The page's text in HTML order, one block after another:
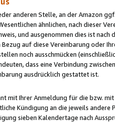
anderen Stelle, an der Amazon
ähnlichen, nach dieser
und ausgenommen dies ist
auf diese Vereinbarung oder
noch ausschmücken
dass eine Verbindung
ausdrücklich gestattet ist.
mit Ihrer Anmeldung für die bzw.
Kündigung an die jeweils
sieben Kalendertage nach